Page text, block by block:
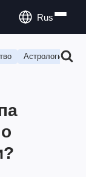
Rus
Астрология